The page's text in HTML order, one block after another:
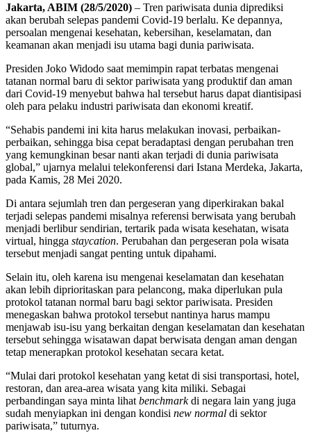
Jakarta, ABIM (28/5/2020) – Tren pariwisata dunia diprediksi
akan berubah selepas pandemi Covid-19 berlalu. Ke depannya,
persoalan mengenai kesehatan, kebersihan, keselamatan, dan
keamanan akan menjadi isu utama bagi dunia pariwisata.
Presiden Joko Widodo saat memimpin rapat terbatas mengenai
tatanan normal baru di sektor pariwisata yang produktif dan aman
dari Covid-19 menyebut bahwa hal tersebut harus dapat diantisipasi
oleh para pelaku industri pariwisata dan ekonomi kreatif.
“Sehabis pandemi ini kita harus melakukan inovasi, perbaikan-
perbaikan, sehingga bisa cepat beradaptasi dengan perubahan tren
yang kemungkinan besar nanti akan terjadi di dunia pariwisata
global,” ujarnya melalui telekonferensi dari Istana Merdeka, Jakarta,
pada Kamis, 28 Mei 2020.
Di antara sejumlah tren dan pergeseran yang diperkirakan bakal
terjadi selepas pandemi misalnya referensi berwisata yang berubah
menjadi berlibur sendirian, tertarik pada wisata kesehatan, wisata
virtual, hingga staycation. Perubahan dan pergeseran pola wisata
tersebut menjadi sangat penting untuk dipahami.
Selain itu, oleh karena isu mengenai keselamatan dan kesehatan
akan lebih diprioritaskan para pelancong, maka diperlukan pula
protokol tatanan normal baru bagi sektor pariwisata. Presiden
menegaskan bahwa protokol tersebut nantinya harus mampu
menjawab isu-isu yang berkaitan dengan keselamatan dan kesehatan
tersebut sehingga wisatawan dapat berwisata dengan aman dengan
tetap menerapkan protokol kesehatan secara ketat.
“Mulai dari protokol kesehatan yang ketat di sisi transportasi, hotel,
restoran, dan area-area wisata yang kita miliki. Sebagai
perbandingan saya minta lihat benchmarkdi negara lain yang juga
sudah menyiapkan ini dengan kondisi new normal di sektor
pariwisata,” tuturnya.